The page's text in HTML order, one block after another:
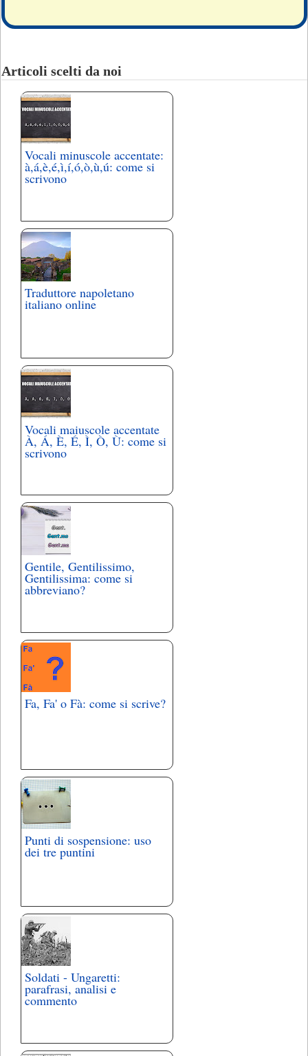
Articoli scelti da noi
Vocali minuscole accentate:
à,á,è,é,ì,í,ó,ò,ù,ú: come si
scrivono
Traduttore napoletano
italiano online
Vocali maiuscole accentate
À, Á, È, É, Ì, Ò, Ù: come si
scrivono
Gentile, Gentilissimo,
Gentilissima: come si
abbreviano?
Fa, Fa' o Fà: come si scrive?
Punti di sospensione: uso
dei tre puntini
Soldati - Ungaretti:
parafrasi, analisi e
commento